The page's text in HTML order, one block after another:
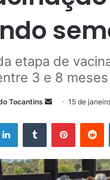
etapa de
3 e 8
Tocantins
d
e
15 de